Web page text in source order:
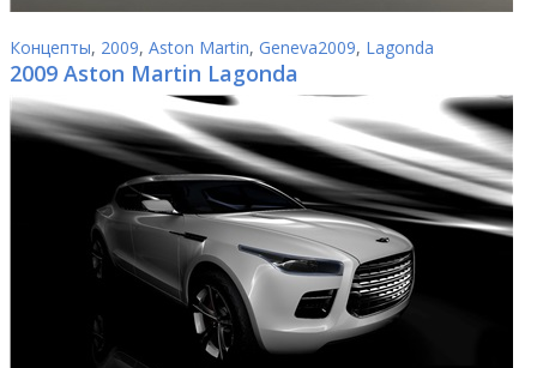
Концепты, 2009, Aston Martin, Geneva2009, Lagonda
2009 Aston Martin Lagonda